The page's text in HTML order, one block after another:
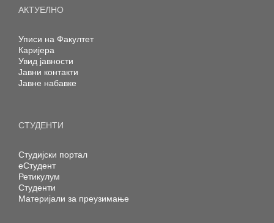
АКТУЕЛНО
Уписи на Факултет
Каријера
Увид јавности
Јавни контакти
Јавне набавке
СТУДЕНТИ
Студијски портал
еСтудент
Ретикулум
Студенти
Материјали за преузимање